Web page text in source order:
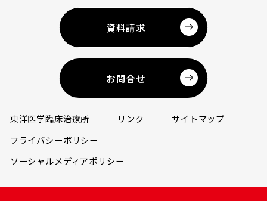
資料請求
お問合せ
東洋医学臨床治療所 リンク
サイトマップ
プライバシーポリシー
ソーシャルメディアポリシー